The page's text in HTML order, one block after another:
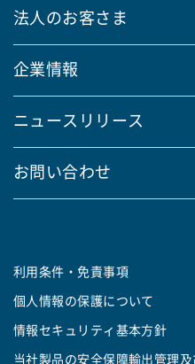
法人のお客さま
企業情報
ニュースリリース
お問い合わせ
利用条件・免責事項
個人情報の保護について
情報セキュリティ基本方針
当社製品の安全保障輸出管理